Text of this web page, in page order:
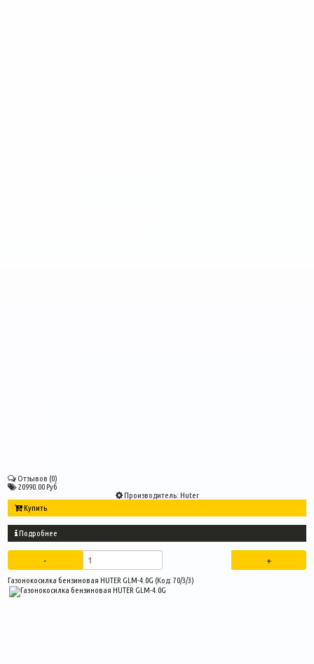
Отзывов (0)
20990.00 Руб
Производитель: Huter
Купить
Подробнее
Газонокосилка бензиновая HUTER GLM-4.0G (Код:70/3/3)